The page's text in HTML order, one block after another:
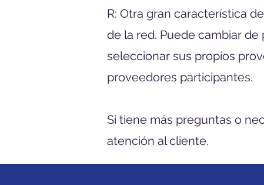
R: Otra gran característica
de la red. Puede cambiar
seleccionar sus propios
proveedores participantes.
Si tiene más preguntas o
atención al cliente.